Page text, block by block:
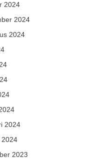
2024
2024
2024
2024
2024
2023